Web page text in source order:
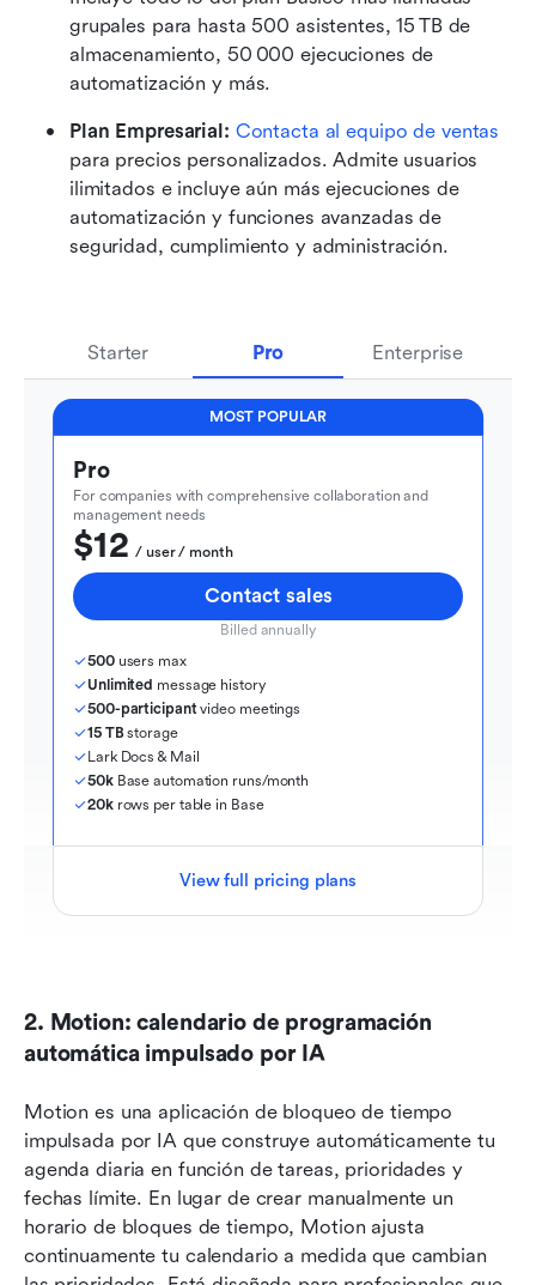
grupales para hasta 500 asistentes, 15 TB de
almacenamiento, 50 000 ejecuciones de
automatización y más.
Plan Empresarial: Contacta al equipo de ventas
para precios personalizados. Admite usuarios
ilimitados e incluye aún más ejecuciones de
automatización y funciones avanzadas de
seguridad, cumplimiento y administración.
Starter Pro Enterprise
MOST POPULAR
Pro
For companies with comprehensive collaboration and
management needs
$12
  / user / month
Contact sales
Billed annually
500 users max
Unlimited message history
500-participant video meetings
15 TB storage
Lark Docs & Mail
50k Base automation runs/month
20k rows per table in Base
View full pricing plans
2. Motion: calendario de programación
automática impulsado por IA
Motion es una aplicación de bloqueo de tiempo
impulsada por IA que construye automáticamente tu
agenda diaria en función de tareas, prioridades y
fechas límite. En lugar de crear manualmente un
horario de bloques de tiempo, Motion ajusta
continuamente tu calendario a medida que cambian